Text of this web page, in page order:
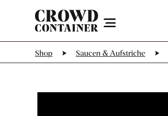
Menu
Shop Saucen & Aufstriche